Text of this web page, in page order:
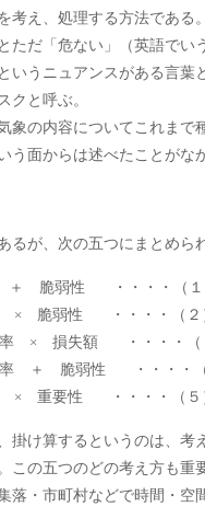
考え、処理する方法であ
ただ「危ない」（英語で
いうニュアンスがある言
クと呼ぶ。
の内容についてこれまで
う面からは述べたことがな
るが、次の五つにまとめら
脆弱性 ・・・・（１
脆弱性 ・・・・（２
× 損失額 ・・・・（
＋ 脆弱性 ・・・・（
重要性 ・・・・（５
け算するというのは、考
この五つのどの考え方も重
落・市町村などで時間・空